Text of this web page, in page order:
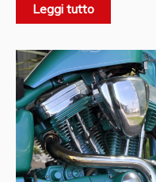
Sportsterè l'entry-
solitamente utilizzavano
versioni stradali,
una splendidaspecial
cilindrata è stata
CURIOSITA':
Leggi tutto